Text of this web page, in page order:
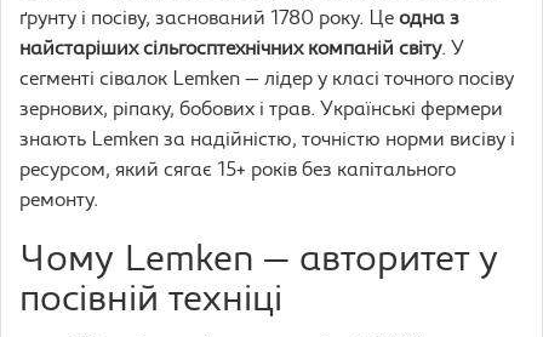
ґрунту і посіву, заснований 1780 року. Це одна з
найстаріших сільгосптехнічних компаній світу. У
сегменті сівалок Lemken — лідер у класі точного посіву
зернових, ріпаку, бобових і трав. Українські фермери
знають Lemken за надійністю, точністю норми висіву і
ресурсом, який сягає 15+ років без капітального
ремонту.
Чому Lemken — авторитет у
посівній техніці